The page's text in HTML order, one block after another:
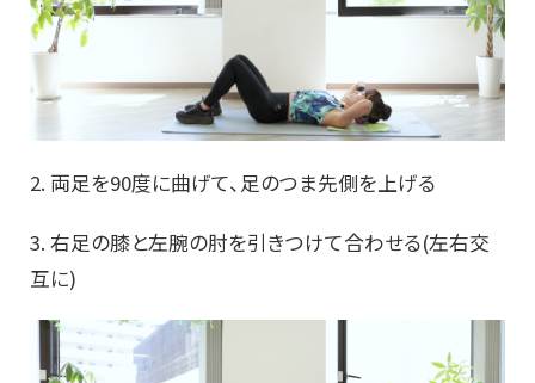
2. 両足を90度に曲げて、足のつま先側を上げる
3. 右足の膝と左腕の肘を引きつけて合わせる(左右交
互に)